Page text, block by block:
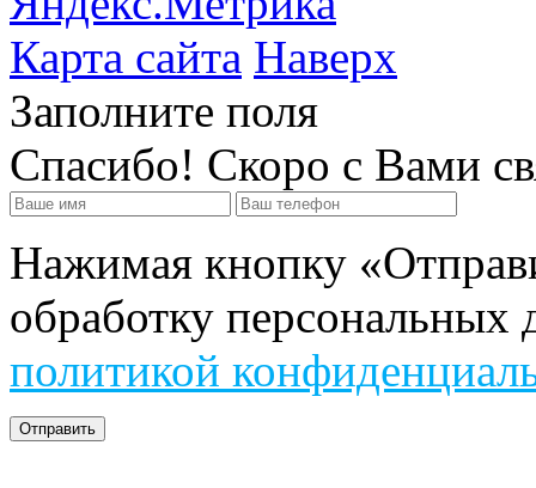
Карта сайта Наверх
Заполните поля
Спасибо! Скоро с Вами
Нажимая кнопку
обработку персональных
политикой
Отправить